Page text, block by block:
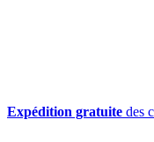
Expédition gratuite des